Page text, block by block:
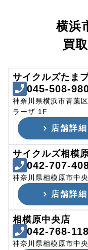
横浜
買
サイクルズたま
045-508-
神奈川県横浜市青葉
ラーザ 1F
店舗詳細
サイクルズ相模
042-707-
神奈川県相模原市中
店舗詳細
相模原中央店
042-768-
神奈川県相模原市中